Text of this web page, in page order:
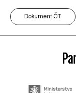
Dokument ČT